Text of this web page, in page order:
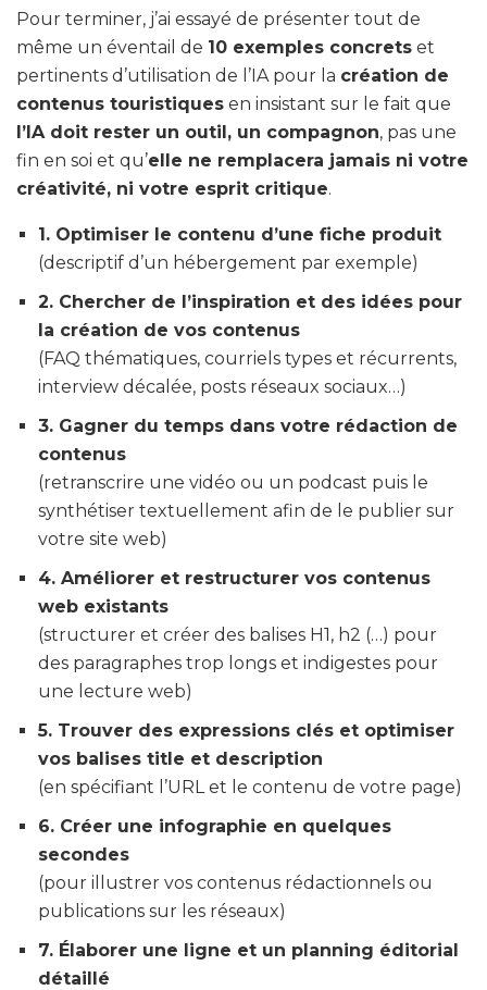
Pour terminer, j’ai essayé de présenter tout de
même un éventail de 10 exemples concrets et
pertinents d’utilisation de l’IA pour la création de
contenus touristiques en insistant sur le fait que
l’IA doit rester un outil, un compagnon, pas une
fin en soi et qu’elle ne remplacera jamais ni votre
créativité, ni votre esprit critique.
1. Optimiser le contenu d’une fiche produit
(descriptif d’un hébergement par exemple)
2. Chercher de l’inspiration et des idées pour
la création de vos contenus
(FAQ thématiques, courriels types et récurrents,
interview décalée, posts réseaux sociaux…)
3. Gagner du temps dans votre rédaction de
contenus
(retranscrire une vidéo ou un podcast puis le
synthétiser textuellement afin de le publier sur
votre site web)
4. Améliorer et restructurer vos contenus
web existants
(structurer et créer des balises H1, h2 (…) pour
des paragraphes trop longs et indigestes pour
une lecture web)
5. Trouver des expressions clés et optimiser
vos balises title et description
(en spécifiant l’URL et le contenu de votre page)
6. Créer une infographie en quelques
secondes
(pour illustrer vos contenus rédactionnels ou
publications sur les réseaux)
7. Élaborer une ligne et un planning éditorial
détaillé